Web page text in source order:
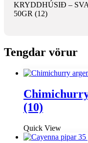
KRYDDHÚSIÐ –
50GR (12)
Tengdar vörur
(10)
Quick View